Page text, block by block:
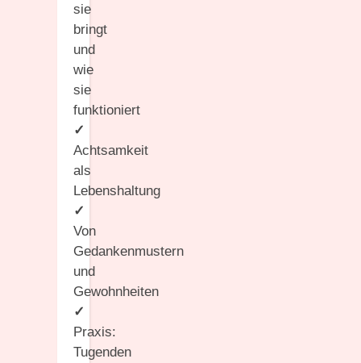
sie
bringt
und
wie
sie
funktioniert
✓
Achtsamkeit
als
Lebenshaltung
✓
Von
Gedankenmustern
und
Gewohnheiten
✓
Praxis:
Tugenden